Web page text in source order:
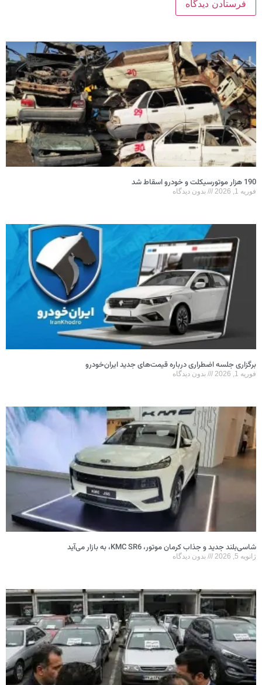
190 هزار موتورسیکلت و خودرو اسقاط شد
فوریه 1, 2026 بدون دیدگاه
برگزاری جلسه اضطراری درباره قیمت‌های جدید ایران‌خودرو
فوریه 1, 2026 بدون دیدگاه
شاسی‌بلند جدید و جذاب کرمان موتور، KMC SR6، به بازار می‌آید
ژانویه 5, 2026 بدون دیدگاه